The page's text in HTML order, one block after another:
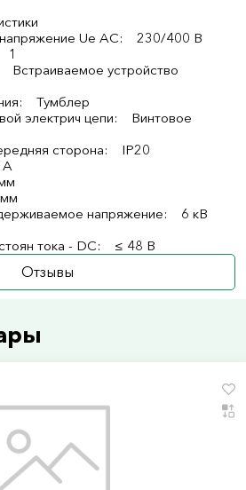
Ue AC: 230/400 В
1
Встраиваемое устройство
Тумблер
электрич цепи: Винтовое
сторона: IP20
А
напряжение: 6 кВ
тока - DC: ≤ 48 В
Отзывы